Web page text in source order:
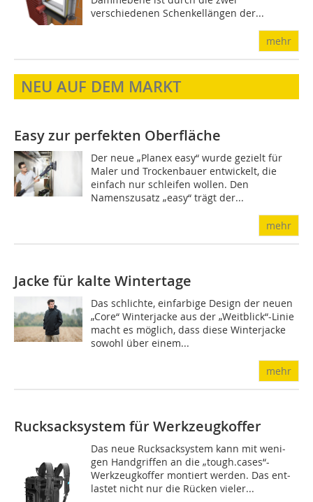
verschiedenen Schenkellängen der...
mehr
NEU AUF DEM MARKT
Easy zur perfekten Oberfläche
Der neue „Planex easy“ wurde gezielt für
Maler und Trockenbauer entwickelt, die
einfach nur schleifen wollen. Den
Namenszusatz „easy“ trägt der...
mehr
Jacke für kalte Wintertage
Das schlichte, einfarbige Design der neuen
„Core“ Winterjacke aus der „Weitblick“-Linie
macht es möglich, dass diese Winterjacke
sowohl über einem...
mehr
Rucksacksystem für Werkzeugkoffer
Das neue Rucksacksystem kann mit weni­
gen Handgriffen an die „tough.cases“-
Werkzeugkoffer montiert werden. Das ent­
lastet nicht nur die Rücken vieler...